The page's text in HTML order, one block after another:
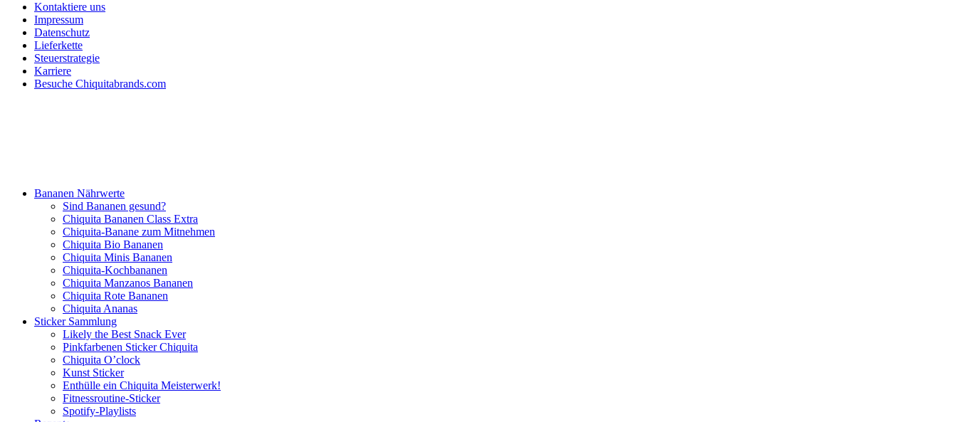
Kontaktiere uns
Impressum
Datenschutz
Lieferkette
Steuerstrategie
Karriere
Besuche Chiquitabrands.com
Bananen Nährwerte
Sind Bananen gesund?
Chiquita Bananen Class Extra
Chiquita-Banane zum Mitnehmen
Chiquita Bio Bananen
Chiquita Minis Bananen
Chiquita-Kochbananen
Chiquita Manzanos Bananen
Chiquita Rote Bananen
Chiquita Ananas
Sticker Sammlung
Likely the Best Snack Ever
Pinkfarbenen Sticker Chiquita
Chiquita O’clock
Kunst Sticker
Enthülle ein Chiquita Meisterwerk!
Fitnessroutine-Sticker
Spotify-Playlists